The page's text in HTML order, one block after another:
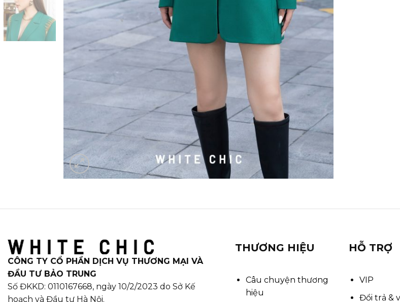
CÔNG TY CỔ PHẦN DỊCH VỤ THƯƠNG MẠI VÀ
ĐẦU TƯ BẢO TRUNG
Số ĐKKD: 0110167668, ngày 10/2/2023 do Sở Kế
hoạch và Đầu tư Hà Nội.
THƯƠNG HIỆU
Câu chuyện thương
hiệu
HỖ TRỢ
VIP
Đổi trả &